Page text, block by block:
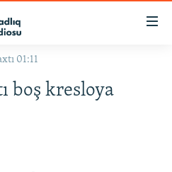
01:11
boş kresloya